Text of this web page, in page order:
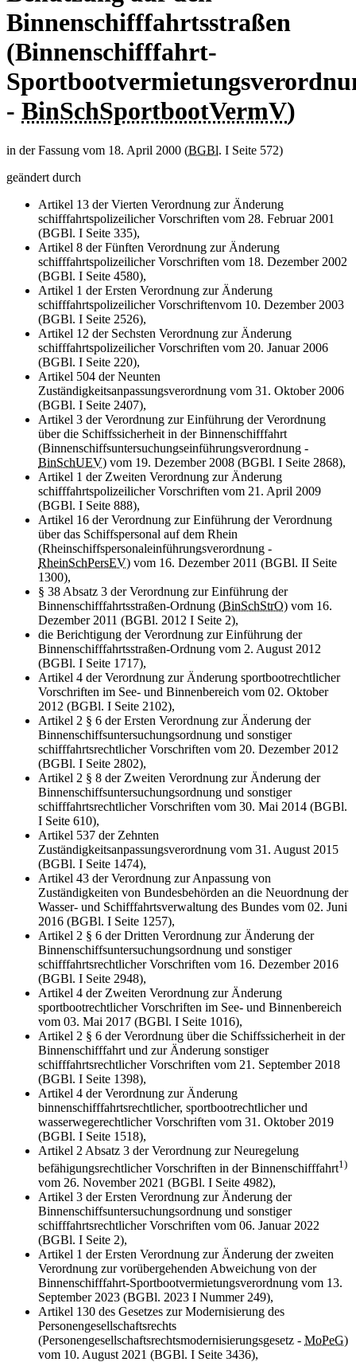
Binnenschifffahrtsstraßen
(Binnenschifffahrt-
- BinSchSportbootVermV)
in der Fassung vom 18. April 2000 (BGBl. I Seite 572)
geändert durch
Artikel 13 der Vierten Verordnung zur Änderung
schifffahrtspolizeilicher Vorschriften vom 28. Februar 2001
(BGBl. I Seite 335),
Artikel 8 der Fünften Verordnung zur Änderung
schifffahrtspolizeilicher Vorschriften vom 18. Dezember 2002
(BGBl. I Seite 4580),
Artikel 1 der Ersten Verordnung zur Änderung
schifffahrtspolizeilicher Vorschriftenvom 10. Dezember 2003
(BGBl. I Seite 2526),
Artikel 12 der Sechsten Verordnung zur Änderung
schifffahrtspolizeilicher Vorschriften vom 20. Januar 2006
(BGBl. I Seite 220),
Artikel 504 der Neunten
Zuständigkeitsanpassungsverordnung vom 31. Oktober 2006
(BGBl. I Seite 2407),
Artikel 3 der Verordnung zur Einführung der Verordnung
über die Schiffssicherheit in der Binnenschifffahrt
(Binnenschiffsuntersuchungseinführungsverordnung -
BinSchUEV) vom 19. Dezember 2008 (BGBl. I Seite 2868),
Artikel 1 der Zweiten Verordnung zur Änderung
schifffahrtspolizeilicher Vorschriften vom 21. April 2009
(BGBl. I Seite 888),
Artikel 16 der Verordnung zur Einführung der Verordnung
über das Schiffspersonal auf dem Rhein
(Rheinschiffspersonaleinführungsverordnung -
RheinSchPersEV) vom 16. Dezember 2011 (BGBl. II Seite
1300),
§ 38 Absatz 3 der Verordnung zur Einführung der
Binnenschifffahrtsstraßen-Ordnung (BinSchStrO) vom 16.
Dezember 2011 (BGBl. 2012 I Seite 2),
die Berichtigung der Verordnung zur Einführung der
Binnenschifffahrtsstraßen-Ordnung vom 2. August 2012
(BGBl. I Seite 1717),
Artikel 4 der Verordnung zur Änderung sportbootrechtlicher
Vorschriften im See- und Binnenbereich vom 02. Oktober
2012 (BGBl. I Seite 2102),
Artikel 2 § 6 der Ersten Verordnung zur Änderung der
Binnenschiffsuntersuchungsordnung und sonstiger
schifffahrtsrechtlicher Vorschriften vom 20. Dezember 2012
(BGBl. I Seite 2802),
Artikel 2 § 8 der Zweiten Verordnung zur Änderung der
Binnenschiffsuntersuchungsordnung und sonstiger
schifffahrtsrechtlicher Vorschriften vom 30. Mai 2014 (BGBl.
I Seite 610),
Artikel 537 der Zehnten
Zuständigkeitsanpassungsverordnung vom 31. August 2015
(BGBl. I Seite 1474),
Artikel 43 der Verordnung zur Anpassung von
Zuständigkeiten von Bundesbehörden an die Neuordnung der
Wasser- und Schifffahrtsverwaltung des Bundes vom 02. Juni
2016 (BGBl. I Seite 1257),
Artikel 2 § 6 der Dritten Verordnung zur Änderung der
Binnenschiffsuntersuchungsordnung und sonstiger
schifffahrtsrechtlicher Vorschriften vom 16. Dezember 2016
(BGBl. I Seite 2948),
Artikel 4 der Zweiten Verordnung zur Änderung
sportbootrechtlicher Vorschriften im See- und Binnenbereich
vom 03. Mai 2017 (BGBl. I Seite 1016),
Artikel 2 § 6 der Verordnung über die Schiffssicherheit in der
Binnenschifffahrt und zur Änderung sonstiger
schifffahrtsrechtlicher Vorschriften vom 21. September 2018
(BGBl. I Seite 1398),
Artikel 4 der Verordnung zur Änderung
binnenschifffahrtsrechtlicher, sportbootrechtlicher und
wasserwegerechtlicher Vorschriften vom 31. Oktober 2019
(BGBl. I Seite 1518),
Artikel 2 Absatz 3 der Verordnung zur Neuregelung
befähigungsrechtlicher Vorschriften in der Binnenschifffahrt1)
vom 26. November 2021 (BGBl. I Seite 4982),
Artikel 3 der Ersten Verordnung zur Änderung der
Binnenschiffsuntersuchungsordnung und sonstiger
schifffahrtsrechtlicher Vorschriften vom 06. Januar 2022
(BGBl. I Seite 2),
Artikel 1 der Ersten Verordnung zur Änderung der zweiten
Verordnung zur vorübergehenden Abweichung von der
Binnenschifffahrt-Sportbootvermietungsverordnung vom 13.
September 2023 (BGBl. 2023 I Nummer 249),
Artikel 130 des Gesetzes zur Modernisierung des
Personengesellschaftsrechts
(Personengesellschaftsrechtsmodernisierungsgesetz - MoPeG)
vom 10. August 2021 (BGBl. I Seite 3436),